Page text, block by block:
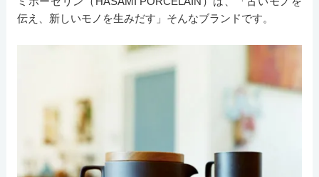
伝え、新しいモノを生みだす」そんなブランドです。